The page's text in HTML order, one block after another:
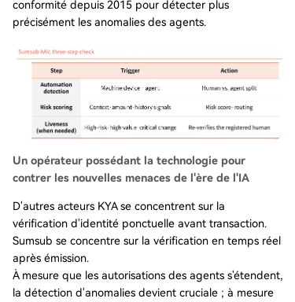
conformité depuis 2015 pour détecter plus
précisément les anomalies des agents.
Un opérateur possédant la technologie pour
contrer les nouvelles menaces de l'ère de l'IA
D'autres acteurs KYA se concentrent sur la
vérification d'identité ponctuelle avant transaction.
Sumsub se concentre sur la vérification en temps réel
après émission.
À mesure que les autorisations des agents s'étendent,
la détection d'anomalies devient cruciale ; à mesure